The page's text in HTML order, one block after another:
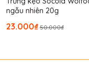
ngẫu nhiên 20g
23.000₫ 50.000₫